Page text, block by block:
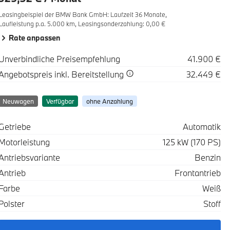
der BMW Bank GmbH: Laufzeit 36 Monate,
p.a. 5.000 km, Leasingsonderzahlung: 0,00 €
Rate anpassen
Wert
Preisempfehlung
41.900 €
Wert
inkl. Bereitstellung 32.449 €
Neuwagen Verfügbar ohne Anzahlung
Automatik
125 kW (170 PS)
Benzin
Frontantrieb
Weiß
Stoff